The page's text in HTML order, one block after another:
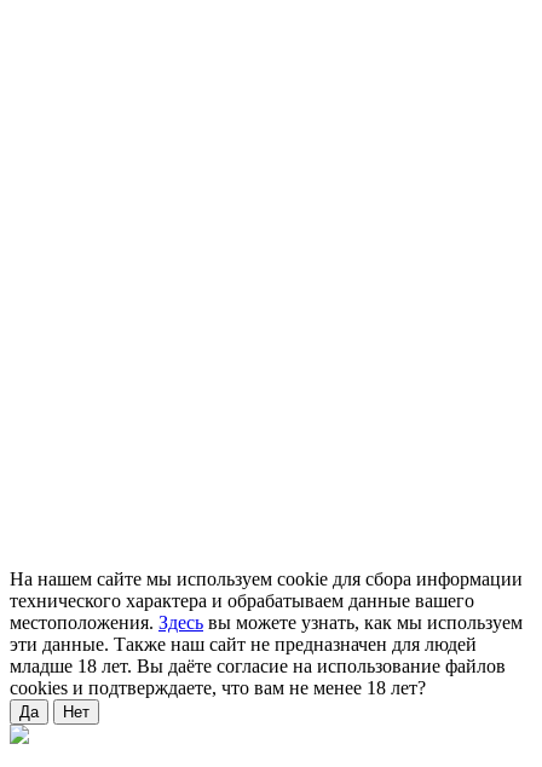
На нашем сайте мы используем cookie для сбора информации
технического характера и обрабатываем данные вашего
местоположения. Здесь вы можете узнать, как мы используем
эти данные. Также наш сайт не предназначен для людей
младше 18 лет. Вы даёте согласие на использование файлов
cookies и подтверждаете, что вам не менее 18 лет?
Да Нет